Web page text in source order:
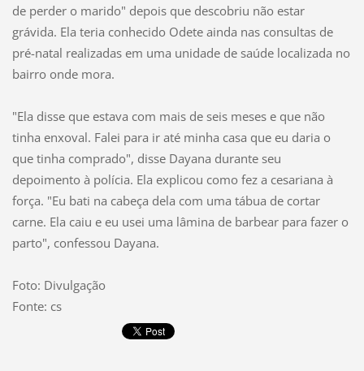
de perder o marido" depois que descobriu não estar
grávida. Ela teria conhecido Odete ainda nas consultas de
pré-natal realizadas em uma unidade de saúde localizada no
bairro onde mora.
"Ela disse que estava com mais de seis meses e que não
tinha enxoval. Falei para ir até minha casa que eu daria o
que tinha comprado", disse Dayana durante seu
depoimento à polícia. Ela explicou como fez a cesariana à
força. "Eu bati na cabeça dela com uma tábua de cortar
carne. Ela caiu e eu usei uma lâmina de barbear para fazer o
parto", confessou Dayana.
Foto: Divulgação
Fonte: cs